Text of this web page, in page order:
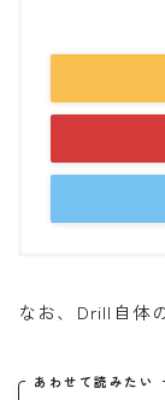
なお、Drill自体
あわせて読みたい